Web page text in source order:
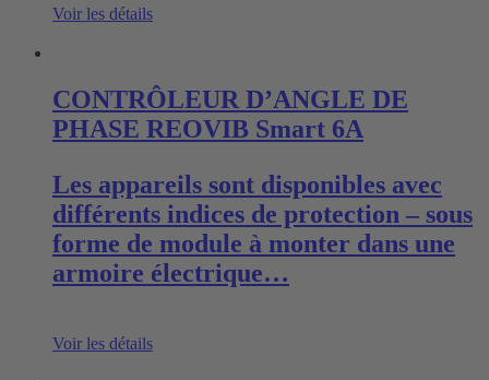
Voir les détails
CONTRÔLEUR D’ANGLE DE
PHASE REOVIB Smart 6A
Les appareils sont disponibles avec
différents indices de protection – sous
forme de module à monter dans une
armoire électrique…
Voir les détails